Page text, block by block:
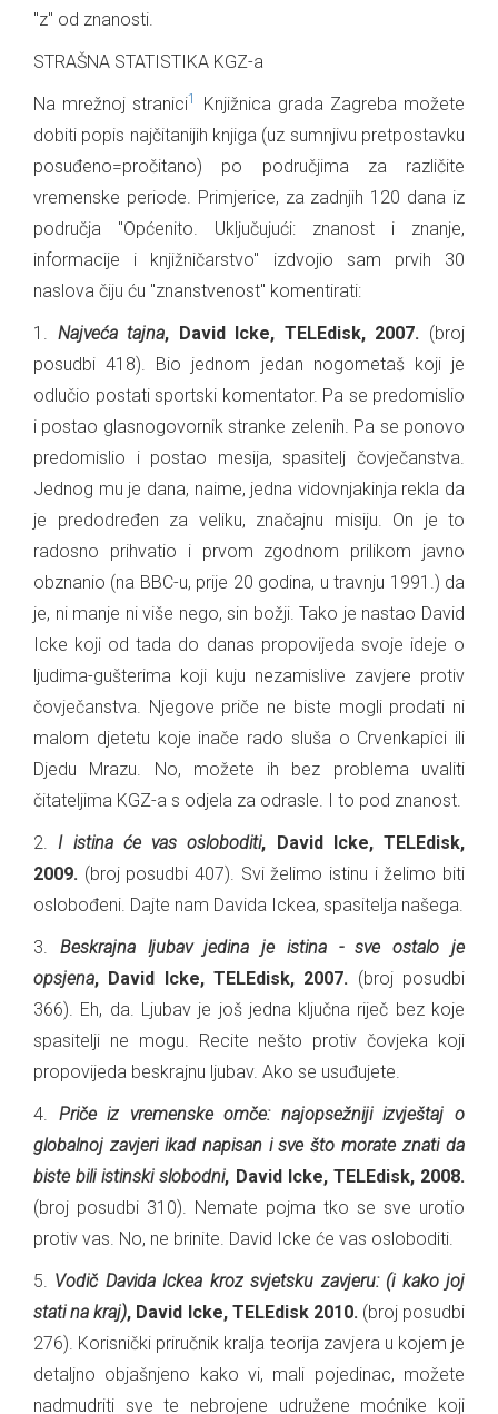
"z" od znanosti.
STRAŠNA STATISTIKA KGZ-a
Na mrežnoj stranici1
Knjižnica grada Zagreba možete
dobiti popis najčitanijih knjiga (uz sumnjivu pretpostavku
posuđeno=pročitano) po područjima za različite
vremenske periode. Primjerice, za zadnjih 120 dana iz
područja "Općenito. Uključujući: znanost i znanje,
informacije i knjižničarstvo" izdvojio sam prvih 30
naslova čiju ću "znanstvenost" komentirati:
1. Najveća tajna, David Icke, TELEdisk, 2007. (broj
posudbi 418). Bio jednom jedan nogometaš koji je
odlučio postati sportski komentator. Pa se predomislio
i postao glasnogovornik stranke zelenih. Pa se ponovo
predomislio i postao mesija, spasitelj čovječanstva.
Jednog mu je dana, naime, jedna vidovnjakinja rekla da
je predodređen za veliku, značajnu misiju. On je to
radosno prihvatio i prvom zgodnom prilikom javno
obznanio (na BBC-u, prije 20 godina, u travnju 1991.) da
je, ni manje ni više nego, sin božji. Tako je nastao David
Icke koji od tada do danas propovijeda svoje ideje o
ljudima-gušterima koji kuju nezamislive zavjere protiv
čovječanstva. Njegove priče ne biste mogli prodati ni
malom djetetu koje inače rado sluša o Crvenkapici ili
Djedu Mrazu. No, možete ih bez problema uvaliti
čitateljima KGZ-a s odjela za odrasle. I to pod znanost.
2.I istina će vas osloboditi, David Icke, TELEdisk,
2009. (broj posudbi 407). Svi želimo istinu i želimo biti
oslobođeni. Dajte nam Davida Ickea, spasitelja našega.
3. Beskrajna ljubav jedina je istina - sve ostalo je
opsjena, David Icke, TELEdisk, 2007. (broj posudbi
366). Eh, da. Ljubav je još jedna ključna riječ bez koje
spasitelji ne mogu. Recite nešto protiv čovjeka koji
propovijeda beskrajnu ljubav. Ako se usuđujete.
4. Priče iz vremenske omče: najopsežniji izvještaj o
globalnoj zavjeri ikad napisan i sve što morate znati da
biste bili istinski slobodni, David Icke, TELEdisk, 2008.
(broj posudbi 310). Nemate pojma tko se sve urotio
protiv vas. No, ne brinite. David Icke će vas osloboditi.
5. Vodič Davida Ickea kroz svjetsku zavjeru: (i kako joj
stati na kraj), David Icke, TELEdisk 2010.(broj posudbi
276). Korisnički priručnik kralja teorija zavjera u kojem je
detaljno objašnjeno kako vi, mali pojedinac, možete
nadmudriti sve te nebrojene udružene moćnike koji